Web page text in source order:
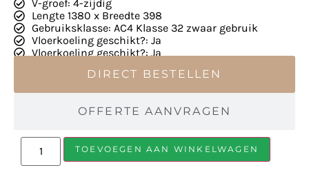
V-groef: 4-zijdig
Lengte 1380 x Breedte 398
Gebruiksklasse: AC4 Klasse 32 zwaar gebruik
Vloerkoeling geschikt?: Ja
Vloerkoeling geschikt?: Ja
DIRECT BESTELLEN
OFFERTE AANVRAGEN
TOEVOEGEN AAN WINKELWAGEN